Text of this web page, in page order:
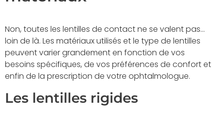
Non, toutes les lentilles de contact ne se valent pas…
loin de là. Les matériaux utilisés et le type de lentilles
peuvent varier grandement en fonction de vos
besoins spécifiques, de vos préférences de confort et
enfin de la prescription de votre ophtalmologue.
Les lentilles rigides